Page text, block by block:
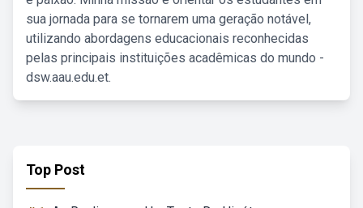
sua jornada para se tornarem uma geração notável,
utilizando abordagens educacionais reconhecidas
pelas principais instituições acadêmicas do mundo -
dsw.aau.edu.et.
Top Post